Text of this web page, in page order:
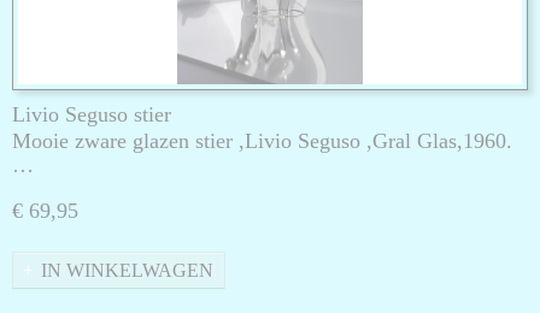
Livio Seguso stier
Mooie zware glazen stier ,Livio Seguso ,Gral Glas,1960.
…
€ 69,95
IN WINKELWAGEN